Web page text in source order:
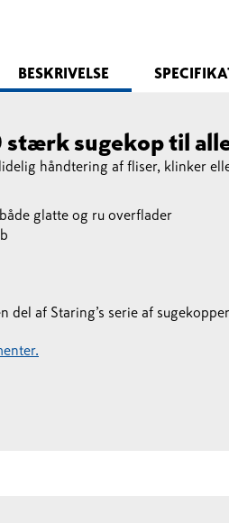
BESKRIVELSE
stærk sugekop til
håndtering af fliser, klinker
glatte og ru overflader
del af Staring’s serie af sugekopper.